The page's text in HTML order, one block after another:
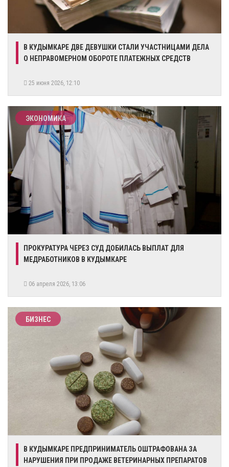
В КУДЫМКАРЕ ДВЕ ДЕВУШКИ СТАЛИ УЧАСТНИЦАМИ ДЕЛА
О НЕПРАВОМЕРНОМ ОБОРОТЕ ПЛАТЕЖНЫХ СРЕДСТВ
25 июня 2026, 12:10
ЭКОНОМИКА
ПРОКУРАТУРА ЧЕРЕЗ СУД ДОБИЛАСЬ ВЫПЛАТ ДЛЯ
МЕДРАБОТНИКОВ В КУДЫМКАРЕ
06 апреля 2026, 13:06
БИЗНЕС
В КУДЫМКАРЕ ПРЕДПРИНИМАТЕЛЬ ОШТРАФОВАНА ЗА
НАРУШЕНИЯ ПРИ ПРОДАЖЕ ВЕТЕРИНАРНЫХ ПРЕПАРАТОВ